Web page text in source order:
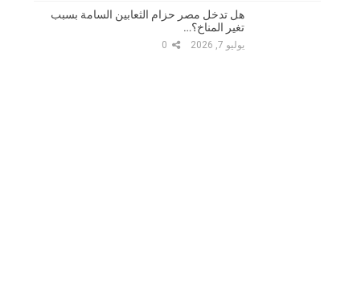
هل تدخل مصر حزام الثعابين السامة بسبب
تغير المناخ؟…
يوليو 7, 2026